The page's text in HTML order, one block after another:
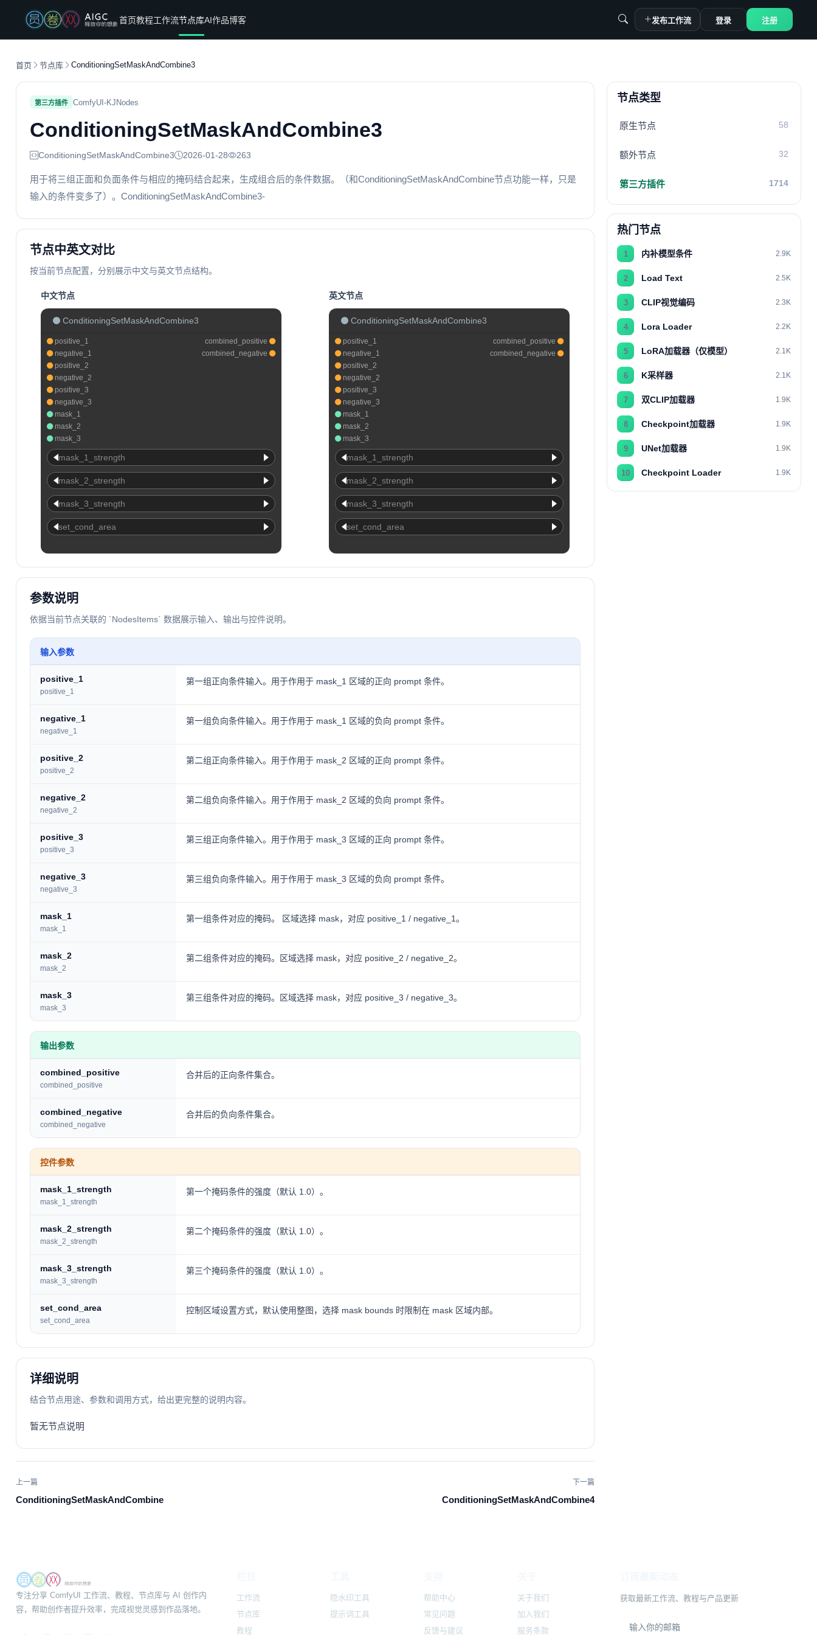
首页教程工作流节点库AI作品博客 发布工作流 登录 注册
首页 节点库 ConditioningSetMaskAndCombine3
第三方插件 ComfyUI-KJNodes
ConditioningSetMaskAndCombine3
ConditioningSetMaskAndCombine3 2026-01-28 263
用于将三组正面和负面条件与相应的掩码结合起来，生成组合后的条件数据。（和ConditioningSetMaskAndCombine节点功能一样，只是
输入的条件变多了）。ConditioningSetMaskAndCombine3-
节点中英文对比
按当前节点配置，分别展示中文与英文节点结构。
中文节点
ConditioningSetMaskAndCombine3
positive_1
negative_1
positive_2
negative_2
positive_3
negative_3
mask_1
mask_2
mask_3
combined_positive
combined_negative
mask_1_strength
mask_2_strength
mask_3_strength
set_cond_area
英文节点
ConditioningSetMaskAndCombine3
positive_1
negative_1
positive_2
negative_2
positive_3
negative_3
mask_1
mask_2
mask_3
combined_positive
combined_negative
mask_1_strength
mask_2_strength
mask_3_strength
set_cond_area
参数说明
依据当前节点关联的 `NodesItems` 数据展示输入、输出与控件说明。
输入参数
positive_1
positive_1
第一组正向条件输入。用于作用于 mask_1 区域的正向 prompt 条件。
negative_1
negative_1
第一组负向条件输入。用于作用于 mask_1 区域的负向 prompt 条件。
positive_2
positive_2
第二组正向条件输入。用于作用于 mask_2 区域的正向 prompt 条件。
negative_2
negative_2
第二组负向条件输入。用于作用于 mask_2 区域的负向 prompt 条件。
positive_3
positive_3
第三组正向条件输入。用于作用于 mask_3 区域的正向 prompt 条件。
negative_3
negative_3
第三组负向条件输入。用于作用于 mask_3 区域的负向 prompt 条件。
mask_1
mask_1
第一组条件对应的掩码。 区域选择 mask，对应 positive_1 / negative_1。
mask_2
mask_2
第二组条件对应的掩码。区域选择 mask，对应 positive_2 / negative_2。
mask_3
mask_3
第三组条件对应的掩码。区域选择 mask，对应 positive_3 / negative_3。
输出参数
combined_positive
combined_positive
合并后的正向条件集合。
combined_negative
combined_negative
合并后的负向条件集合。
控件参数
mask_1_strength
mask_1_strength
第一个掩码条件的强度（默认 1.0）。
mask_2_strength
mask_2_strength
第二个掩码条件的强度（默认 1.0）。
mask_3_strength
mask_3_strength
第三个掩码条件的强度（默认 1.0）。
set_cond_area
set_cond_area
控制区域设置方式，默认使用整图，选择 mask bounds 时限制在 mask 区域内部。
详细说明
结合节点用途、参数和调用方式，给出更完整的说明内容。
暂无节点说明
上一篇
ConditioningSetMaskAndCombine
下一篇
ConditioningSetMaskAndCombine4
节点类型
原生节点 58
额外节点 32
第三方插件 1714
热门节点
1 内补模型条件 2.9K
2 Load Text 2.5K
3 CLIP视觉编码 2.3K
4 Lora Loader 2.2K
5 LoRA加载器（仅模型） 2.1K
6 K采样器 2.1K
7 双CLIP加载器 1.9K
8 Checkpoint加载器 1.9K
9 UNet加载器 1.9K
10 Checkpoint Loader 1.9K
专注分享 ComfyUI 工作流、教程、节点库与 AI 创作内
容，帮助创作者提升效率，完成视觉灵感到作品落地。
工作流
节点库
教程
隐水印工具
提示词工具
帮助中心
常见问题
反馈与建议
关于我们
加入我们
服务条款
获取最新工作流、教程与产品更新